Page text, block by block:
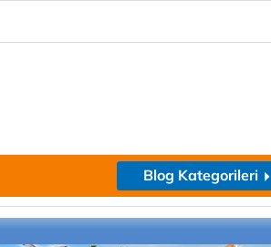
Blog Kategorileri